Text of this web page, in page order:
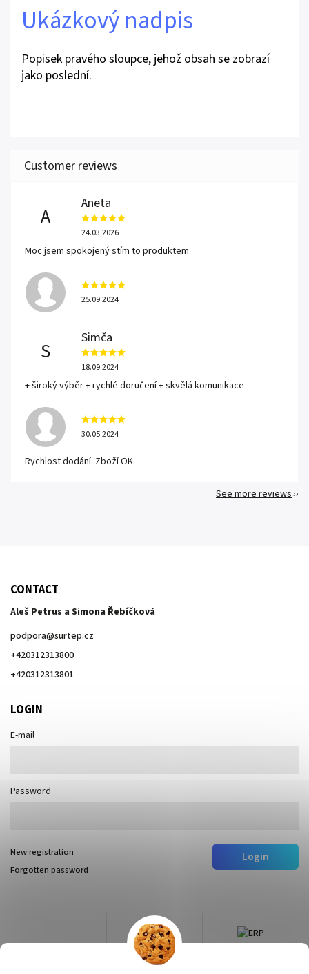
Ukázkový nadpis
Popisek pravého sloupce, jehož obsah se zobrazí
jako poslední.
A
Aneta
24.03.2026
Moc jsem spokojený stím to produktem
25.09.2024
S
Simča
18.09.2024
+ široký výběr + rychlé doručení + skvělá komunikace
30.05.2024
Rychlost dodání. Zboží OK
See more reviews
CONTACT
Aleš Petrus a Simona Řebíčková
podpora@surtep.cz
+420312313800
+420312313801
LOGIN
E-mail
Password
Login
New registration
Forgotten password